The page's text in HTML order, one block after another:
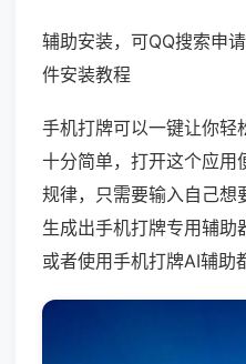
辅助安装，可QQ搜索申
件安装教程
手机打牌可以一键让你轻
十分简单，打开这个应用
规律，只需要输入自己想
生成出手机打牌专用辅助
或者使用手机打牌AI辅助